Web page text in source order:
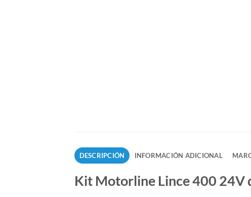
DESCRIPCIÓN INFORMACIÓN ADICIONAL
Kit Motorline Lince 400 24V